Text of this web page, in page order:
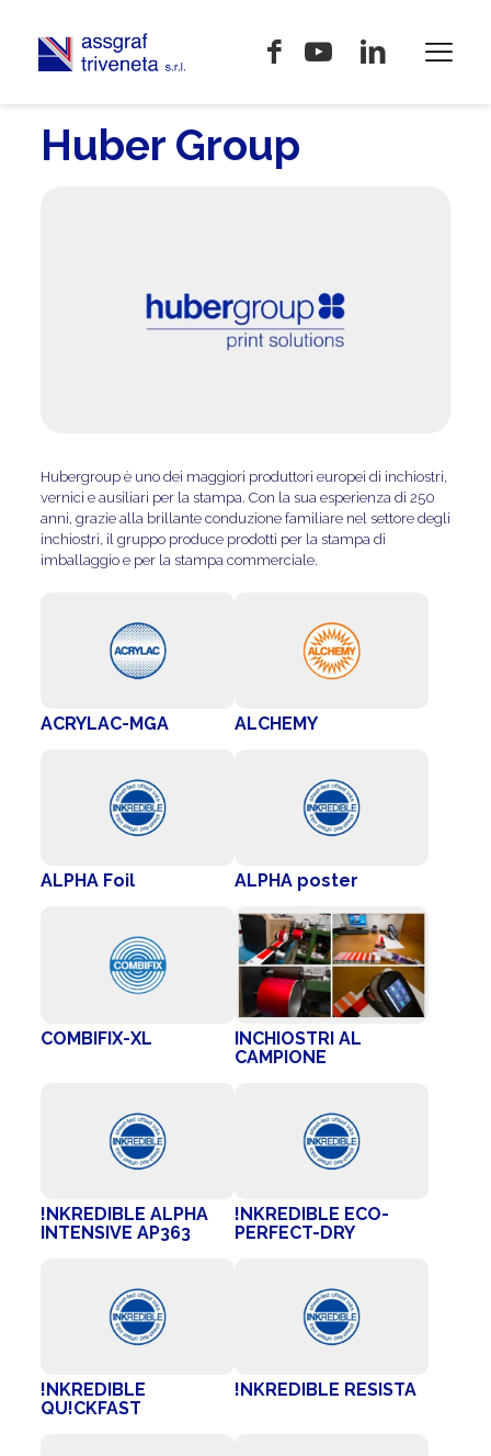
Huber Group
Hubergroup è uno dei maggiori produttori europei di inchiostri,
vernici e ausiliari per la stampa. Con la sua esperienza di 250
anni, grazie alla brillante conduzione familiare nel settore degli
inchiostri, il gruppo produce prodotti per la stampa di
imballaggio e per la stampa commerciale.
ACRYLAC-MGA ALCHEMY
ALPHA Foil ALPHA poster
COMBIFIX-XL
INCHIOSTRI AL
CAMPIONE
!NKREDIBLE ALPHA
INTENSIVE AP363
!NKREDIBLE ECO-
PERFECT-DRY
!NKREDIBLE
QU!CKFAST
!NKREDIBLE RESISTA